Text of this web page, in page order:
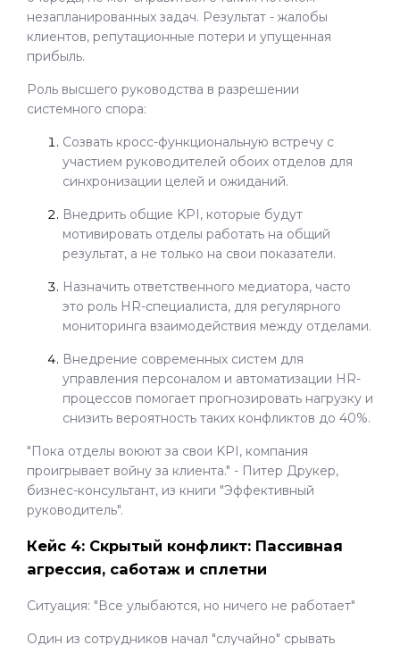
незапланированных задач. Результат - жалобы
клиентов, репутационные потери и упущенная
прибыль.
Роль высшего руководства в разрешении
системного спора:
Созвать кросс-функциональную встречу с
участием руководителей обоих отделов для
синхронизации целей и ожиданий.
Внедрить общие KPI, которые будут
мотивировать отделы работать на общий
результат, а не только на свои показатели.
Назначить ответственного медиатора, часто
это роль HR-специалиста, для регулярного
мониторинга взаимодействия между отделами.
Внедрение современных систем для
управления персоналом и автоматизации HR-
процессов помогает прогнозировать нагрузку и
снизить вероятность таких конфликтов до 40%.
"Пока отделы воюют за свои KPI, компания
проигрывает войну за клиента." - Питер Друкер,
бизнес-консультант, из книги "Эффективный
руководитель".
Кейс 4: Скрытый конфликт: Пассивная
агрессия, саботаж и сплетни
Ситуация: "Все улыбаются, но ничего не работает"
Один из сотрудников начал "случайно" срывать